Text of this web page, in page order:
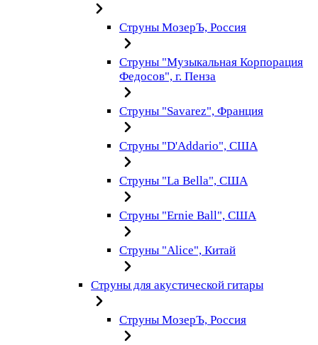
Струны МозерЪ, Россия
Струны "Музыкальная Корпорация
Федосов", г. Пенза
Струны "Savarez", Франция
Струны "D'Addario", США
Струны "La Bella", США
Струны "Ernie Ball", США
Струны "Alice", Китай
Струны для акустической гитары
Струны МозерЪ, Россия